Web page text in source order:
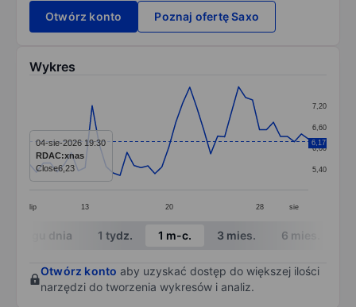
Otwórz konto
Poznaj ofertę Saxo
Wykres
Line chart with 41 data points.
The chart has 1 X axis displaying categories.
The chart has 1 Y axis displaying values. Data ranges
lip 13 20 28 sie
5,40
6,00
6,60
7,20
6,17
04-sie-2026 19:30
RDAC:xnas
Close6,23
End of interactive chart.
W ciągu dnia 1 tydz. 1 m-c. 3 mies. 6 mies.
Otwórz konto aby uzyskać dostęp do większej ilości
narzędzi do tworzenia wykresów i analiz.